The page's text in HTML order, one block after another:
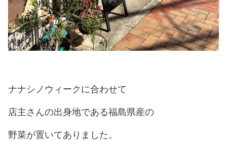
ナナシノウィークに合わせて
店主さんの出身地である福島県産の
野菜が置いてありました。